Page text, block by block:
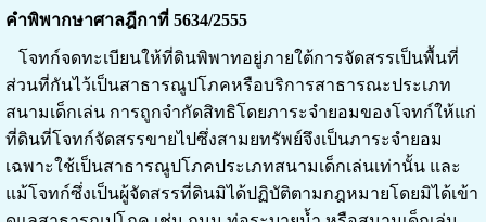
คำพิพากษาศาลฎีกาที่ 5634/2555
โจทก์จดทะเบียนให้ที่ดินพิพาทอยู่ภายใต้การจัดสรรเป็นพื้นที่
ส่วนที่กันไว้เป็นสาธารณูปโภคหรือบริการสาธารณะประเภท
สนามเด็กเล่น การถูกจำกัดสิทธิโดยภาระจำยอมของโจทก์ให้แก่
ที่ดินที่โจทก์จัดสรรขายไปซึ่งสามยทรัพย์จึงเป็นภาระจำยอม
เฉพาะใช้เป็นสาธารณูปโภคประเภทสนามเด็กเล่นเท่านั้น และ
แม้โจทก์ซึ่งเป็นผู้จัดสรรที่ดินมิได้ปฏิบัติตามกฎหมายโดยมิได้เข้า